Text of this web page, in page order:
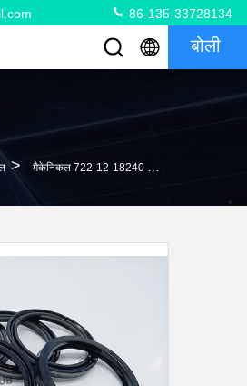
86-135-33728134
बोली
> मैकेनिकल 722-12-18240 के लिए पॉलीयूरेथेन यू-टाइप 07002-61223 हाइड्रोलिक सिलेंडर पिस्टन रॉड सील आईयूएच